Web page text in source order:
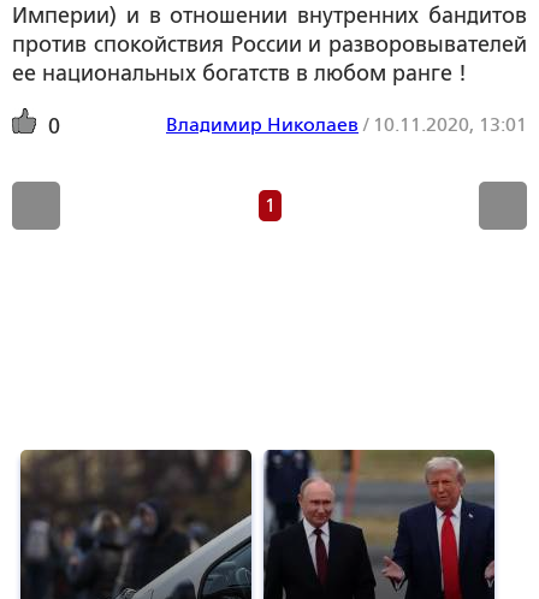
Империи) и в отношении внутренних бандитов
против спокойствия России и разворовывателей
ее национальных богатств в любом ранге !
0 Владимир Николаев / 10.11.2020, 13:01
1